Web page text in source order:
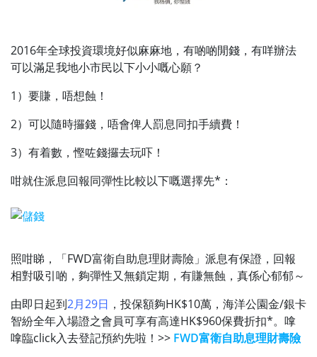
2016年全球投資環境好似麻麻地，有啲啲閒錢，有咩辦法
可以滿足我地小市民以下小小嘅心願？
1）要賺，唔想蝕！
2）可以隨時攞錢，唔會俾人罰息同扣手續費！
3）有着數，慳咗錢攞去玩吓！
咁就住派息回報同彈性比較以下嘅選擇先*：
照咁睇，「FWD富衛自助息理財壽險」派息有保證，回報
相對吸引啲，夠彈性又無鎖定期，有賺無蝕，真係心郁郁～
由即日起到2月29日 ，投保額夠HK$10萬，海洋公園金/銀卡
智紛全年入場證之會員可享有高達HK$960保費折扣*。嗱
嗱臨click入去登記預約先啦！>> FWD富衛自助息理財壽險